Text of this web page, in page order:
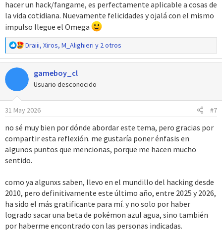
hacer un hack/fangame, es perfectamente aplicable a cosas de
la vida cotidiana. Nuevamente felicidades y ojalá con el mismo
impulso llegue el Omega
R
e
a
c
c
o
n
s
:
Draiii, Xiros, M_Alighieri y 2 otros
gameboy_cl
Usuario desconocido
31 May 2026 #7
no sé muy bien por dónde abordar este tema, pero gracias por
compartir esta reflexión. me gustaría poner énfasis en
algunos puntos que mencionas, porque me hacen mucho
sentido.
como ya algunxs saben, llevo en el mundillo del hacking desde
2010, pero definitivamente este último año, entre 2025 y 2026,
ha sido el más gratificante para mí. y no solo por haber
logrado sacar una beta de pokémon azul agua, sino también
por haberme encontrado con las personas indicadas.